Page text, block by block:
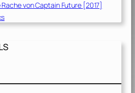
Rache von Captain Future [2017]